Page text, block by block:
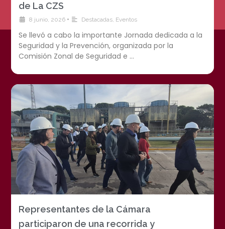
de La CZS
8 junio, 2026 • Destacadas, Eventos
Se llevó a cabo la importante Jornada dedicada a la
Seguridad y la Prevención, organizada por la
Comisión Zonal de Seguridad e …
Representantes de la Cámara
participaron de una recorrida y